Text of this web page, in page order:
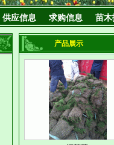
供应信息 求购信息 苗木
产品展示